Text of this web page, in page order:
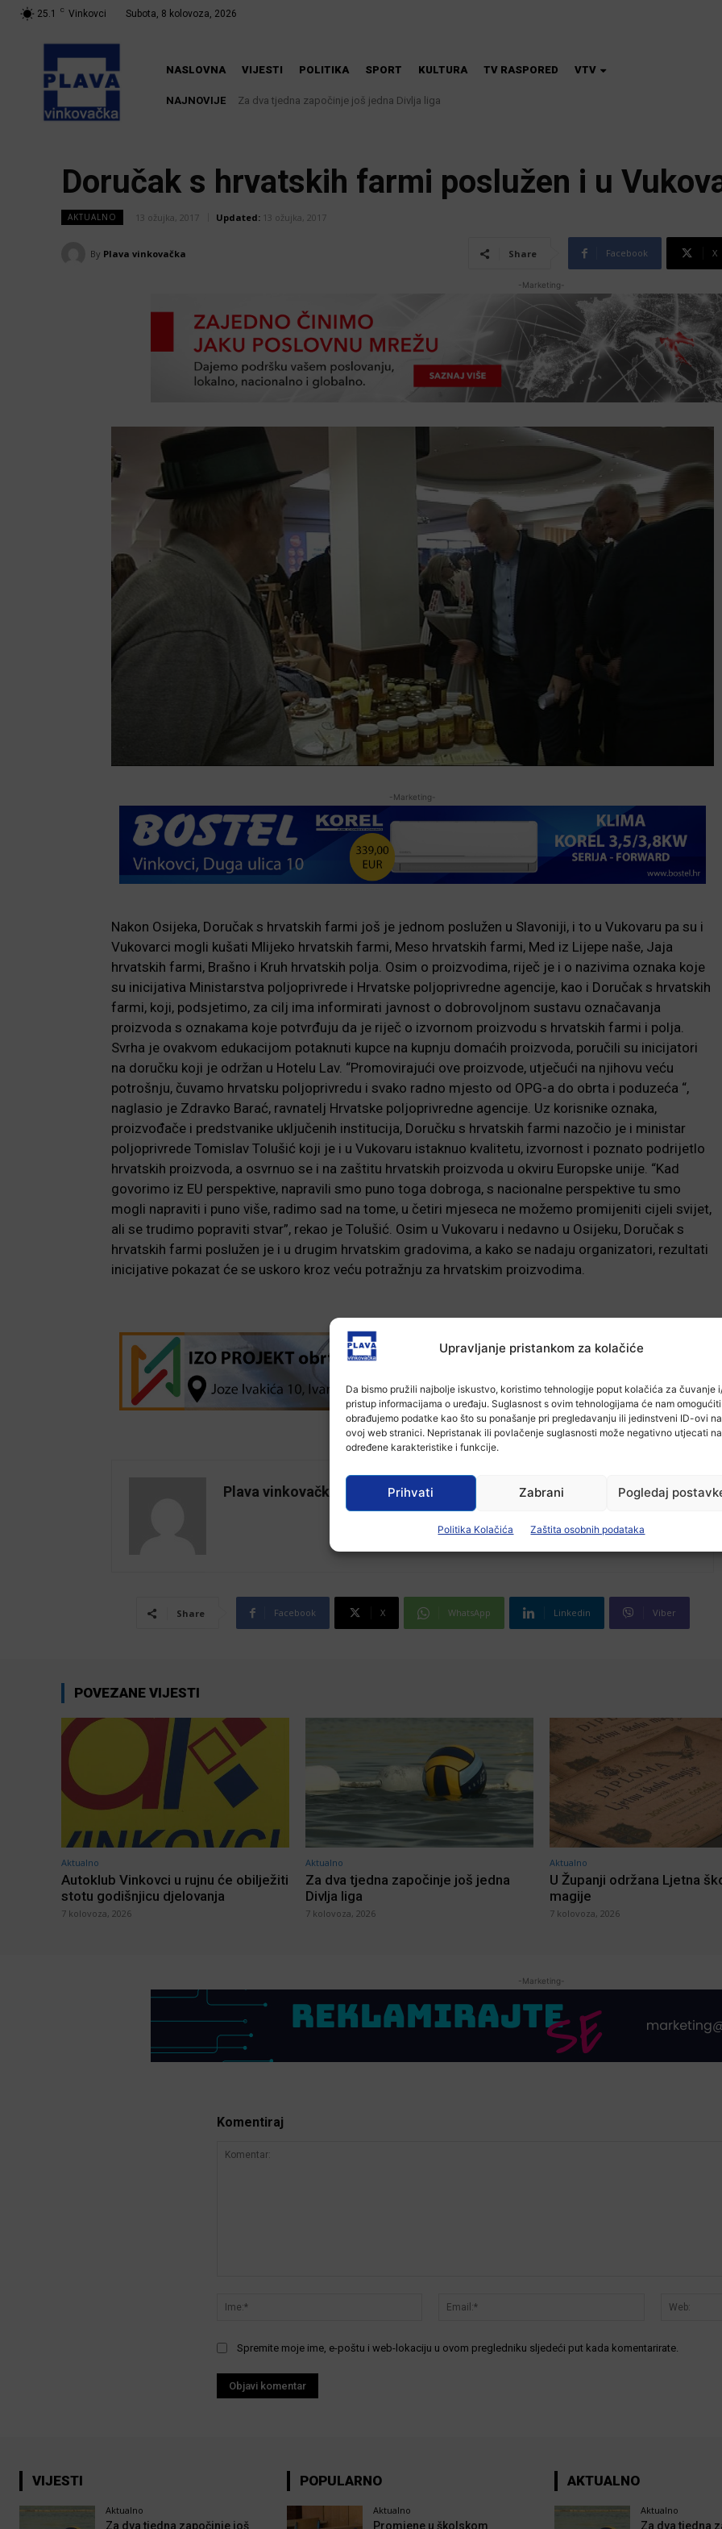
Upravljanje pristankom za kolačiće
Da bismo pružili najbolje iskustvo, koristimo tehnologije poput kolačića za čuvanje
pristup informacijama o uređaju. Suglasnost s ovim tehnologijama će nam
obrađujemo podatke kao što su ponašanje pri pregledavanju ili jedinstveni ID-ovi na
ovoj web stranici. Nepristanak ili povlačenje suglasnosti može negativno utjecati na
određene karakteristike i funkcije.
Prihvati Zabrani Pogledaj
Politika Kolačića Zaštita osobnih podataka
25.1 C Vinkovci Subota, 8 kolovoza, 2026
NASLOVNA VIJESTI POLITIKA SPORT KULTURA TV RASPORED VTV
NAJNOVIJE Za dva tjedna započinje još jedna Divlja liga
U Županji održana Ljetna škola magije
Doručak s hrvatskih farmi poslužen i u
AKTUALNO 13 ožujka, 2017 Updated: 13 ožujka, 2017
By Plava vinkovačka Share Facebook X
-Marketing-
-Marketing-
Nakon Osijeka, Doručak s hrvatskih farmi još je jednom poslužen u Slavoniji, i to u Vukovaru pa su i
Vukovarci mogli kušati Mlijeko hrvatskih farmi, Meso hrvatskih farmi, Med iz Lijepe naše, Jaja
hrvatskih farmi, Brašno i Kruh hrvatskih polja. Osim o proizvodima, riječ je i o nazivima oznaka koje
su inicijativa Ministarstva poljoprivrede i Hrvatske poljoprivredne agencije, kao i Doručak s hrvatskih
farmi, koji, podsjetimo, za cilj ima informirati javnost o dobrovoljnom sustavu označavanja
proizvoda s oznakama koje potvrđuju da je riječ o izvornom proizvodu s hrvatskih farmi i polja.
Svrha je ovakvom edukacijom potaknuti kupce na kupnju domaćih proizvoda, poručili su inicijatori
na doručku koji je održan u Hotelu Lav. “Promovirajući ove proizvode, utječući na njihovu veću
potrošnju, čuvamo hrvatsku poljoprivredu i svako radno mjesto od OPG-a do obrta i poduzeća “,
naglasio je Zdravko Barać, ravnatelj Hrvatske poljoprivredne agencije. Uz korisnike oznaka,
proizvođače i predstvanike uključenih institucija, Doručku s hrvatskih farmi nazočio je i ministar
poljoprivrede Tomislav Tolušić koji je i u Vukovaru istaknuo kvalitetu, izvornost i poznato podrijetlo
hrvatskih proizvoda, a osvrnuo se i na zaštitu hrvatskih proizvoda u okviru Europske unije. “Kad
govorimo iz EU perspektive, napravili smo puno toga dobroga, s nacionalne perspektive tu smo
mogli napraviti i puno više, radimo sad na tome, u četiri mjeseca ne možemo promijeniti cijeli svijet,
ali se trudimo popraviti stvar”, rekao je Tolušić. Osim u Vukovaru i nedavno u Osijeku, Doručak s
hrvatskih farmi poslužen je i u drugim hrvatskim gradovima, a kako se nadaju organizatori, rezultati
inicijative pokazat će se uskoro kroz veću potražnju za hrvatskim proizvodima.
Plava vinkovačka
Share Facebook X WhatsApp Linkedin Viber
POVEZANE VIJESTI
Aktualno
Autoklub Vinkovci u rujnu će obilježiti
stotu godišnjicu djelovanja
7 kolovoza, 2026
Aktualno
Za dva tjedna započinje još jedna
Divlja liga
7 kolovoza, 2026
Aktualno
U Županji održana Ljetna
magije
7 kolovoza, 2026
-Marketing-
Komentiraj
Ime:*
Email:*
Spremite moje ime, e-poštu i web-lokaciju u ovom pregledniku sljedeći put kada komentarirate.
VIJESTI
Aktualno
Za dva tjedna započinje još
POPULARNO
Aktualno
Promjene u školskom
AKTUALNO
Aktualno
Za dva tjedna